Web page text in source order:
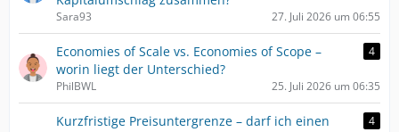
Sara93 27. Juli 2026 um 06:55
Economies of Scale vs. Economies of Scope –
worin liegt der Unterschied?
4
PhilBWL 25. Juli 2026 um 06:35
Kurzfristige Preisuntergrenze – darf ich einen
4